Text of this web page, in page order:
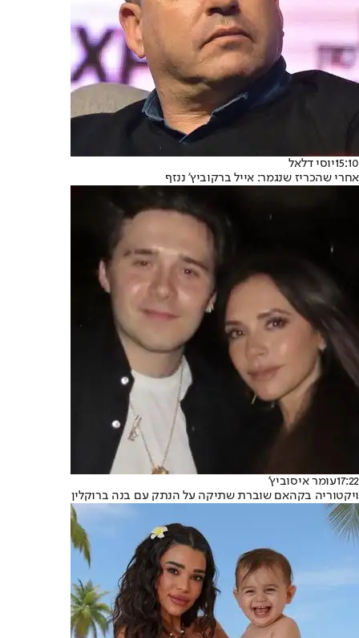
15:10יוסי דלאל
אחרי שהכריז שנגמר: אייל ברקוביץ' ננזף
17:22עומר איסוביץ'
ויקטוריה בקהאם שוברת שתיקה על הנתק עם בנה ברוקלין